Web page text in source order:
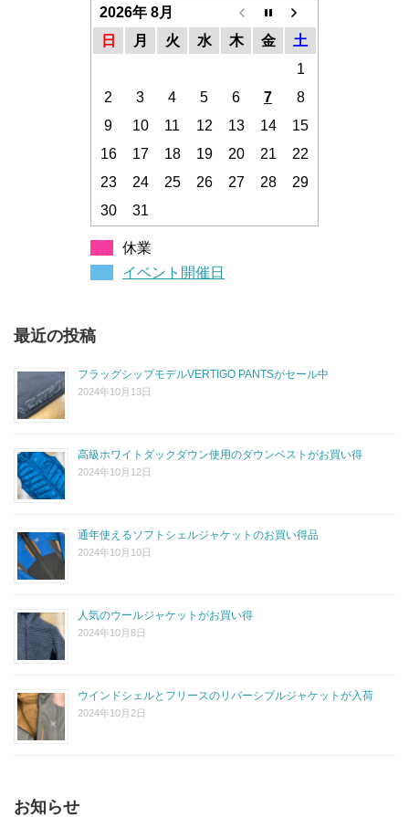
2026年 8月
日
月 火 水 木 金
土
1
2
3 4 5 6 7
8
9
10 11 12 13 14
15
16
17 18 19 20 21
22
23
24 25 26 27 28
29
30
31
休業
イベント開催日
最近の投稿
フラッグシップモデルVERTIGO PANTSがセール中
2024年10月13日
高級ホワイトダックダウン使用のダウンベストがお買い得
2024年10月12日
通年使えるソフトシェルジャケットのお買い得品
2024年10月10日
人気のウールジャケットがお買い得
2024年10月8日
ウインドシェルとフリースのリバーシブルジャケットが入荷
2024年10月2日
お知らせ